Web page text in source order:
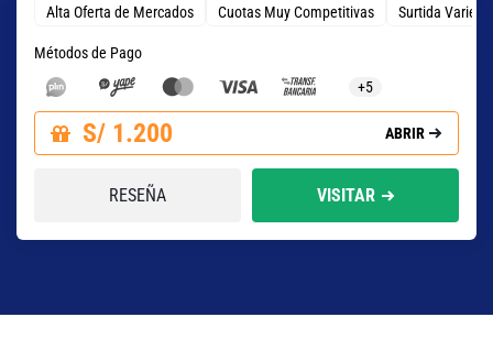
Alta Oferta de Mercados Cuotas Muy Competitivas Surtida
Métodos de Pago
+5
S/ 1.200 ABRIR
RESEÑA VISITAR